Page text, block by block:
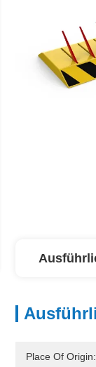
Place Of Origin: